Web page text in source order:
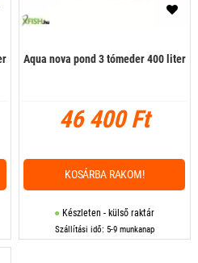
Aqua nova pond 3 tómeder 400 liter
46 400 Ft
Készleten - külső raktár
Szállítási idő: 5-9 munkanap
KOSÁRBA RAKOM!